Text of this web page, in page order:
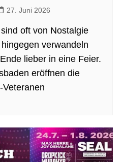
27. Juni 2026
oft von Nostalgie
verwandeln
lieber in eine Feier.
eröffnen die
Veteranen